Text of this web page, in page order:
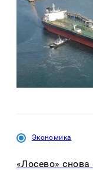
Экономика
«Лосево»